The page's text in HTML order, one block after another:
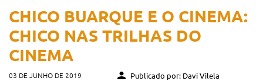
CHICO BUARQUE E O CINEMA:
CHICO NAS TRILHAS DO
CINEMA
03 DE JUNHO DE 2019 Publicado por: Davi Vilela